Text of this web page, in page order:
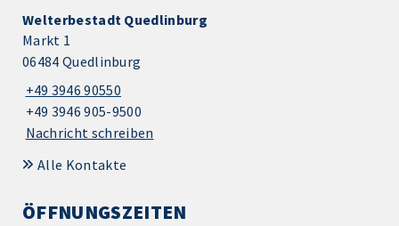
Welterbestadt Quedlinburg
Markt 1
06484 Quedlinburg
+49 3946 90550
+49 3946 905-9500
Nachricht schreiben
Alle Kontakte
ÖFFNUNGSZEITEN